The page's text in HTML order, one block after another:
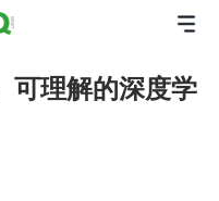
可理解的深度学